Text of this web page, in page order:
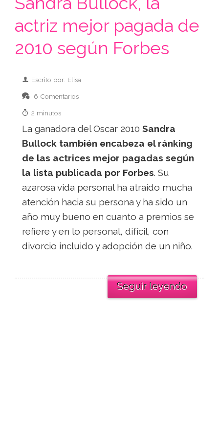
actriz mejor pagada de
2010 según Forbes
Escrito por: Elisa
6 Comentarios
2 minutos
La ganadora del Oscar 2010 Sandra
Bullock también encabeza el ránking
de las actrices mejor pagadas según
la lista publicada por Forbes. Su
azarosa vida personal ha atraído mucha
atención hacia su persona y ha sido un
año muy bueno en cuanto a premios se
refiere y en lo personal, difícil, con
divorcio incluido y adopción de un niño.
Seguir leyendo